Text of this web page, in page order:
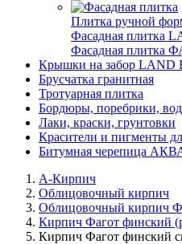
Плитка ручной
Фасадная плитка
Фасадная плитка
Крышки на забор LAND
Брусчатка гранитная
Тротуарная плитка
Бордюры, поребрики,
Лаки, краски, грунтовки
Красители и пигменты
Битумная черепица
А-Кирпич
Облицовочный кирпич
Облицовочный кирпич
Кирпич Фагот финский
Кирпич Фагот финский